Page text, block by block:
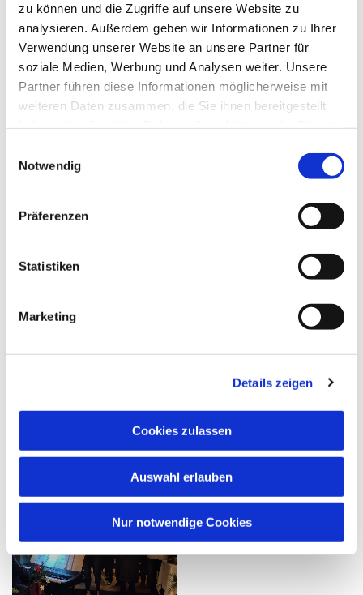
zu können und die Zugriffe auf unsere Website zu
analysieren. Außerdem geben wir Informationen zu Ihrer
Verwendung unserer Website an unsere Partner für
soziale Medien, Werbung und Analysen weiter. Unsere
Partner führen diese Informationen möglicherweise mit
weiteren Daten zusammen, die Sie ihnen bereitgestellt
Notwendig
Präferenzen
Statistiken
Marketing
Details zeigen
Cookies zulassen
Auswahl erlauben
Nur notwendige Cookies
stemmen kann.
Wir haben deshalb einen Förderverein
gegründet
"Förderverein Kirche Imshausen e.V.", der die
Suche nach finanziellen
Mitteln unterstützen soll. Die Kontonummer
Bitte unterstützt uns, damit wir bald wieder
(Spendenbescheinigungen sind möglich)!